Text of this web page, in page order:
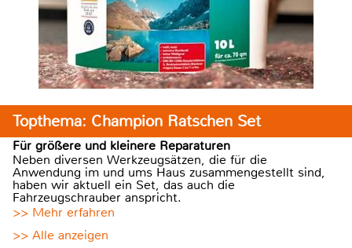
Topthema: Champion Ratschen Set
Für größere und kleinere Reparaturen
Neben diversen Werkzeugsätzen, die für die
Anwendung im und ums Haus zusammengestellt sind,
haben wir aktuell ein Set, das auch die
Fahrzeugschrauber anspricht.
>> Mehr erfahren
>> Alle anzeigen